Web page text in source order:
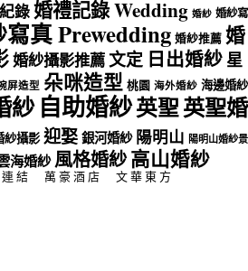
錄婚禮記錄 Wedding 婚紗 婚紗寫
真 Prewedding 婚紗推薦 婚
婚紗攝影推薦文定 日出婚紗星
屏造型 朵咪造型 桃園 海外婚紗 海邊婚紗
紗 自助婚紗英聖英聖婚
紗攝影 迎娶銀河婚紗 陽明山 陽明山婚紗景
海婚紗 風格婚紗高山婚紗
結 萬豪酒店 文華東方